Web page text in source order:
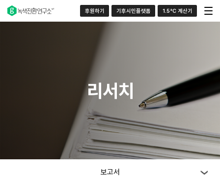
후원하기 기후시민플랫폼 1.5°C 계산기
리서치
보고서